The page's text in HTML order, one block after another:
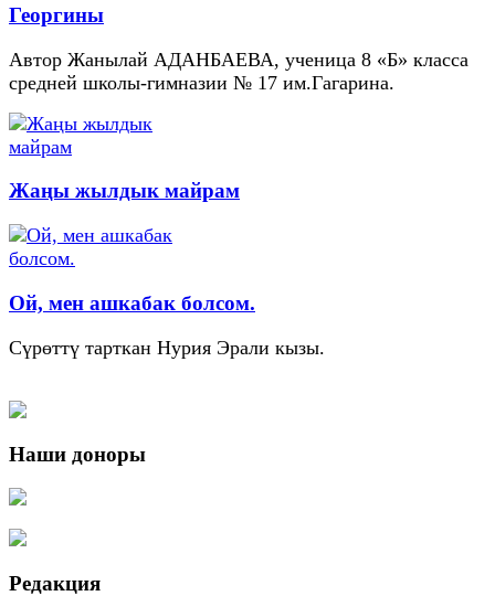
Георгины
Автор Жанылай АДАНБАЕВА, ученица 8 «Б» класса
средней школы-гимназии № 17 им.Гагарина.
Жаңы жылдык майрам
Ой, мен ашкабак болсом.
Сүрөттү тарткан Нурия Эрали кызы.
Наши доноры
Редакция